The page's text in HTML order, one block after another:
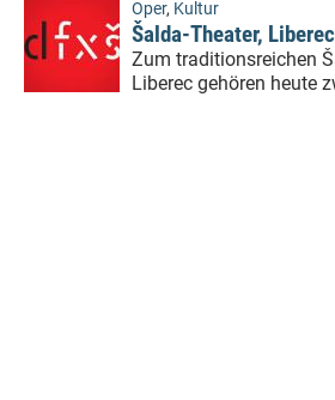
Oper, Kultur
Šalda-Theater, Liberec
Zum traditionsreichen
Liberec gehören heute